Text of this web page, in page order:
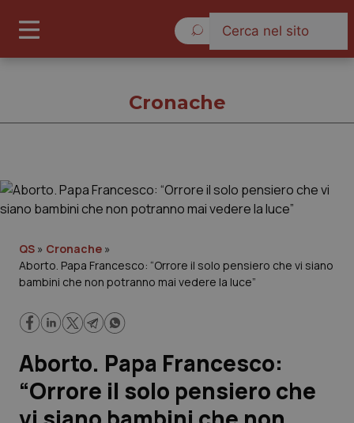
Governo e Parlamento
Regioni e Asl
Lavoro e Professioni
Scienza e Farmaci
Cronache
QS » Cronache »
Aborto. Papa Francesco: “Orrore il solo pensiero che vi siano
bambini che non potranno mai vedere la luce”
Aborto. Papa Francesco:
“Orrore il solo pensiero che